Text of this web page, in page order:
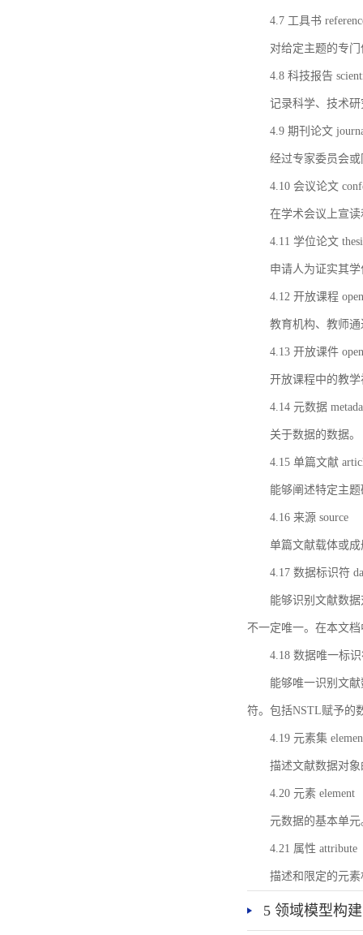
4.7 工具书
对给定主题的专
4.8 科技报告
记录科学、技术
4.9 期刊论文
经过专家委员会
4.10 会议论文
在学术会议上宣
4.11 学位论文
申请人为证实其
4.12 开放课程
教育机构、教师
4.13 开放课件
开放课程中的教
4.14 元数据
关于数据的数据。
4.15 单篇文献
能够阐述特定主
4.16 来源 source
单篇文献载体或
4.17 数据标识符
能够识别文献数
不一定唯一。在本文
4.18 数据唯一标
能够唯一识别文
符。包括NSTL赋予的
4.19 元素集
描述文献数据对
4.20 元素 element
元数据的基本单元
4.21 属性 attribute
描述和限定的元
5 领域模型构建